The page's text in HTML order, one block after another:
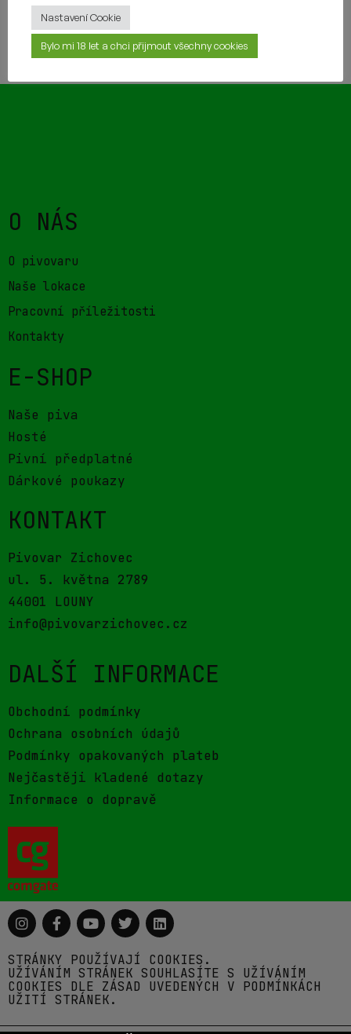
TAKÉ BY VÁM MOHLO CHUTNAT
O NÁS
O pivovaru
Naše lokace
Pracovní příležitosti
Kontakty
E-SHOP
Naše piva
Hosté
Pivní předplatné
Dárkové poukazy
KONTAKT
Pivovar Zichovec
ul. 5. května 2789
44001 LOUNY
info@pivovarzichovec.cz
DALŠÍ INFORMACE
Obchodní podmínky
Ochrana osobních údajů
Podmínky opakovaných plateb
Nejčastěji kladené dotazy
Informace o dopravě
STRÁNKY POUŽÍVAJÍ COOKIES.
UŽÍVÁNÍM STRÁNEK SOUHLASÍTE S UŽÍVÁNÍM
COOKIES DLE ZÁSAD UVEDENÝCH V PODMÍNKÁCH
UŽITÍ STRÁNEK.
Nastavení Cookie
Bylo mi 18 let a chci přijmout všechny cookies